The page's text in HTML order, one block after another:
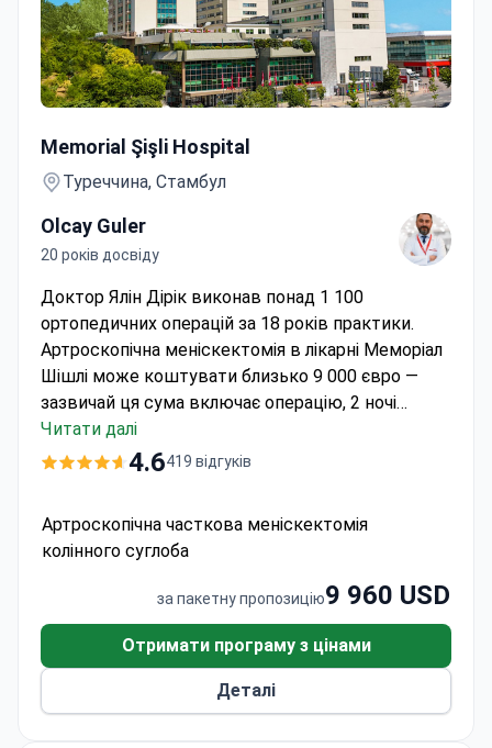
Memorial Şişli Hospital
Туреччина, Стамбул
Olcay Guler
20 років досвіду
Доктор Ялін Дірік виконав понад 1 100
ортопедичних операцій за 18 років практики.
Артроскопічна меніскектомія в лікарні Меморіал
Шішлі може коштувати близько 9 000 євро —
зазвичай ця сума включає операцію, 2 ночі
госпіталізації, трансфери та МРТ-діагностику.
Лікарня, акредитована JCI, щорічно приймає 1,6
підхід забезпечує швидке відновлення, причому
більшість пацієнтів починають рухатися вже
Читати далі
4.6419 відгуків
Артроскопічна часткова меніскектомія
колінного суглоба
за пакетну пропозицію9 960 USD
Отримати програму з цінами
Деталі